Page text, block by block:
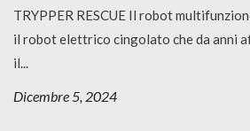
TRYPPER RESCUE Il robot
il robot elettrico cingolato che da anni
il...
Dicembre 5, 2024